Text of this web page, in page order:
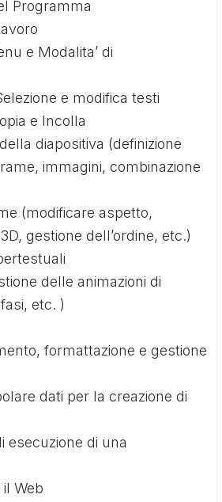
Programma
e Modalita’ di
e modifica testi
e Incolla
diapositiva (definizione
immagini, combinazione
(modificare aspetto,
gestione dell’ordine, etc.)
delle animazioni di
etc. )
formattazione e gestione
dati per la creazione di
esecuzione di una
Web